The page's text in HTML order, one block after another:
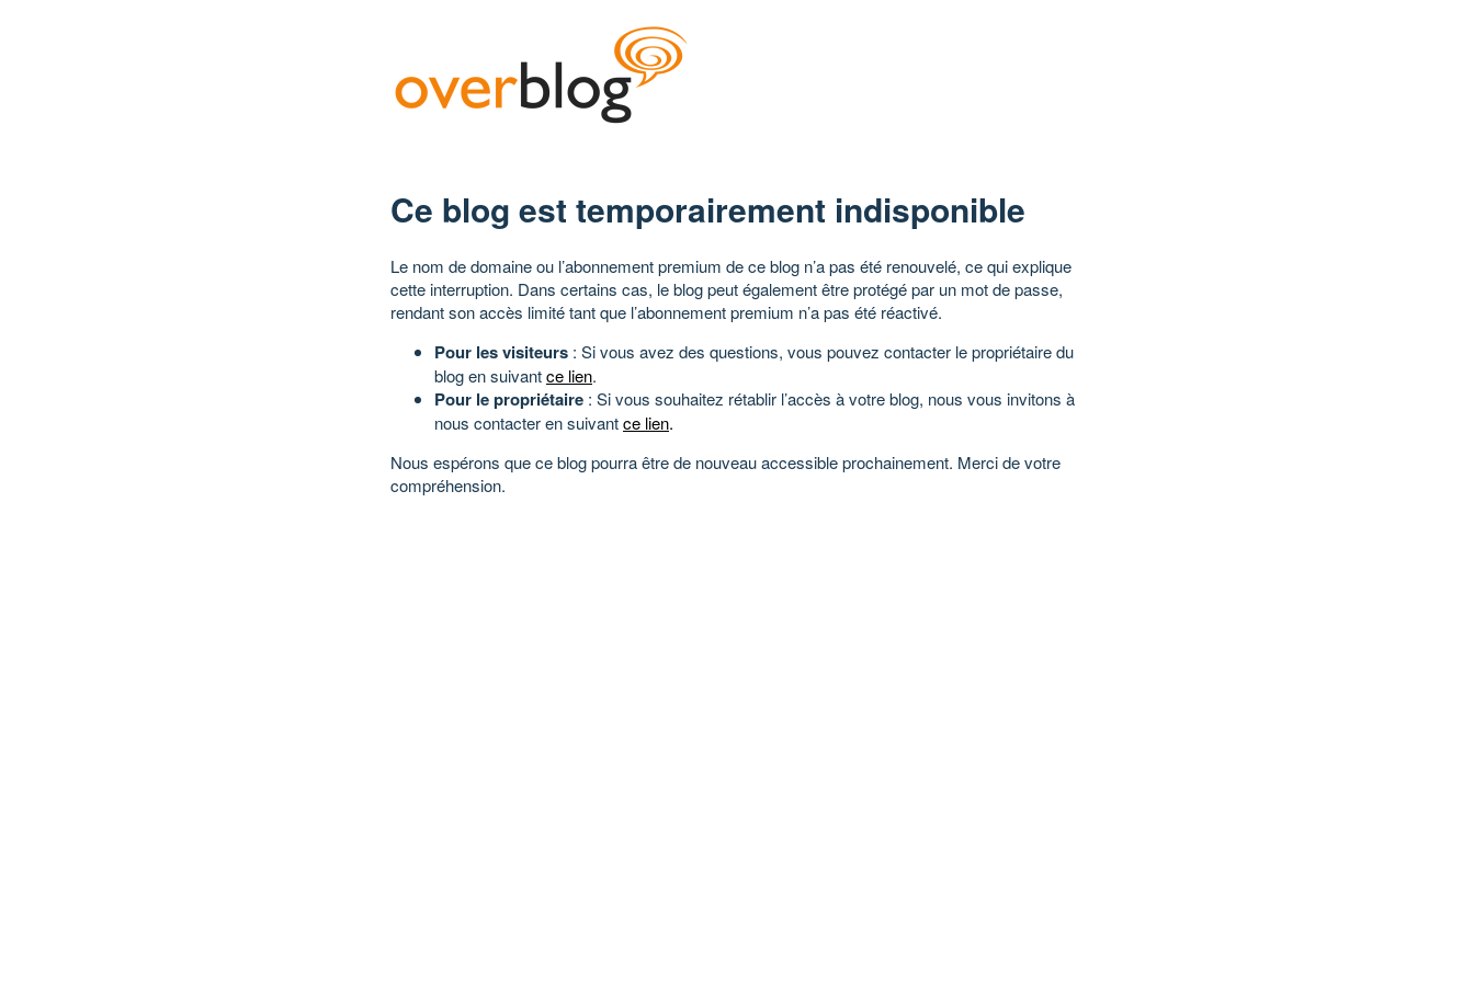
Ce blog est temporairement indisponible
Le nom de domaine ou l’abonnement premium de ce blog n’a pas été renouvelé, ce qui explique
cette interruption. Dans certains cas, le blog peut également être protégé par un mot de passe,
rendant son accès limité tant que l’abonnement premium n’a pas été réactivé.
Pour les visiteurs : Si vous avez des questions, vous pouvez contacter le propriétaire du
blog en suivantce lien.
Pour le propriétaire : Si vous souhaitez rétablir l’accès à votre blog, nous vous invitons à
nous contacter en suivantce lien.
Nous espérons que ce blog pourra être de nouveau accessible prochainement. Merci de votre
compréhension.